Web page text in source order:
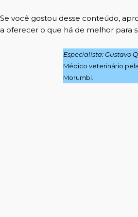
Se você gostou desse conteúdo,
a oferecer o que há de melhor para
Especialista: Gustavo
Médico veterinário
Morumbi.